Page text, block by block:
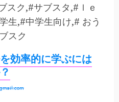
スク,#サブスタ,#ｌｅ
生,#中学生向け,# おう
スク
効率的に学ぶには